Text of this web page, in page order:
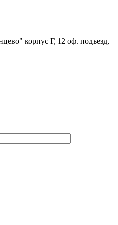
корпус Г, 12 оф. подъезд,